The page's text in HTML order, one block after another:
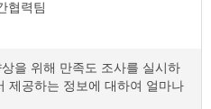
협력팀
을 위해 만족도 조사를 실시하
제공하는 정보에 대하여 얼마나